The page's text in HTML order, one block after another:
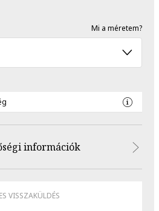
Mi a méretem?
információk
VISSZAKÜLDÉS